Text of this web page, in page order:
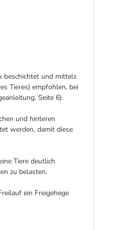
beschichtet und mittels
Tieres) empfohlen, bei
Seite 6).
und hinteren
werden, damit diese
Tiere deutlich
zu belasten.
ein Freigehege